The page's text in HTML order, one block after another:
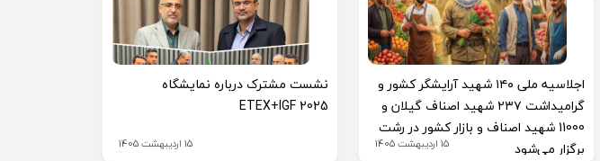
اجلاسیه ملی ۱۴۰ شهید آرایشگر کشور و
گرامیداشت ۲۳۷ شهید اصناف گیلان و
11000 شهید اصناف و بازار کشور در رشت
برگزار می‌شود
15 اردیبهشت 1405
نشست مشترک درباره نمایشگاه
ETEX+IGF 2025
15 اردیبهشت 1405